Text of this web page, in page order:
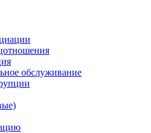
обслуживание